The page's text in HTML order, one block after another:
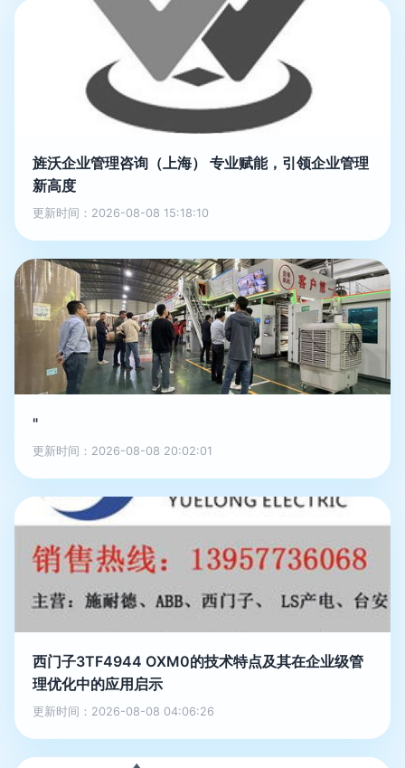
旌沃企业管理咨询（上海） 专业赋能，引领企业管理
新高度
更新时间：2026-08-08 15:18:10
"
更新时间：2026-08-08 20:02:01
西门子3TF4944 OXM0的技术特点及其在企业级管
理优化中的应用启示
更新时间：2026-08-08 04:06:26